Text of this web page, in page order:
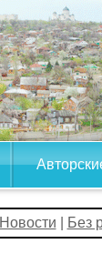
Новости Без